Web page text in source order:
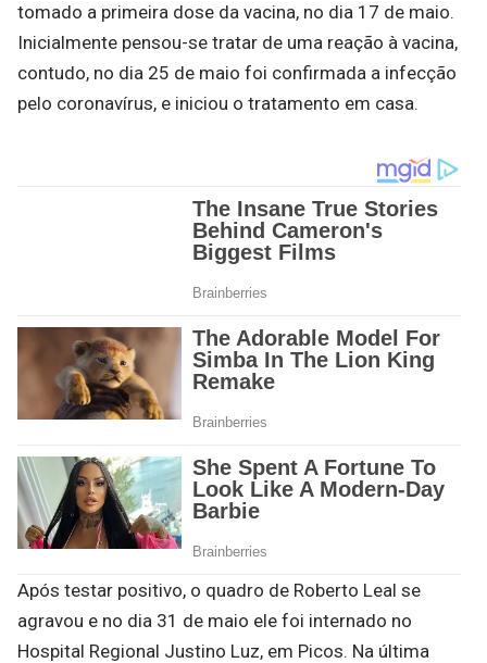
tomado a primeira dose da vacina, no dia 17 de maio.
Inicialmente pensou-se tratar de uma reação à vacina,
contudo, no dia 25 de maio foi confirmada a infecção
pelo coronavírus, e iniciou o tratamento em casa.
Após testar positivo, o quadro de Roberto Leal se
agravou e no dia 31 de maio ele foi internado no
Hospital Regional Justino Luz, em Picos. Na última